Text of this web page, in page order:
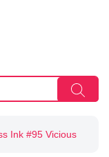
Ink #95 Vicious